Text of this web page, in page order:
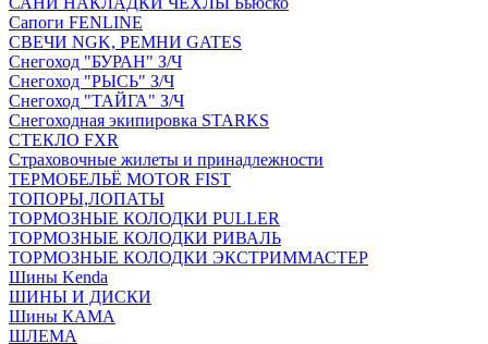
Сапоги FENLINE
СВЕЧИ NGK, РЕМНИ GATES
Снегоход "БУРАН" З/Ч
Снегоход "РЫСЬ" З/Ч
Снегоход "ТАЙГА" З/Ч
Снегоходная экипировка STARKS
СТЕКЛО FXR
Страховочные жилеты и принадлежности
ТЕРМОБЕЛЬЁ MOTOR FIST
ТОПОРЫ,ЛОПАТЫ
ТОРМОЗНЫЕ КОЛОДКИ PULLER
ТОРМОЗНЫЕ КОЛОДКИ РИВАЛЬ
ТОРМОЗНЫЕ КОЛОДКИ ЭКСТРИММАСТЕР
Шины Kenda
ШИНЫ И ДИСКИ
Шины КАМА
ШЛЕМА